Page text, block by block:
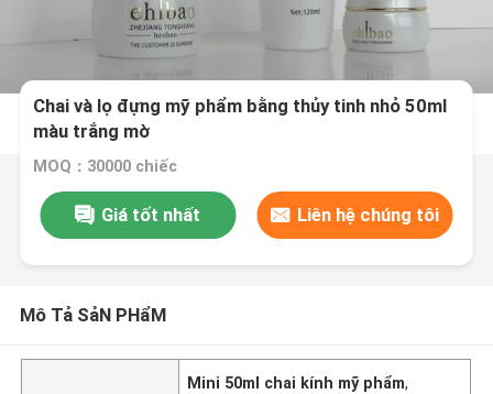
Chai và lọ đựng mỹ phẩm bằng thủy tinh nhỏ 50ml
màu trắng mờ
MOQ：30000 chiếc
Giá tốt nhất Liên hệ chúng tôi
Mô Tả SảN PHẩM
Mini 50ml chai kính mỹ phẩm,